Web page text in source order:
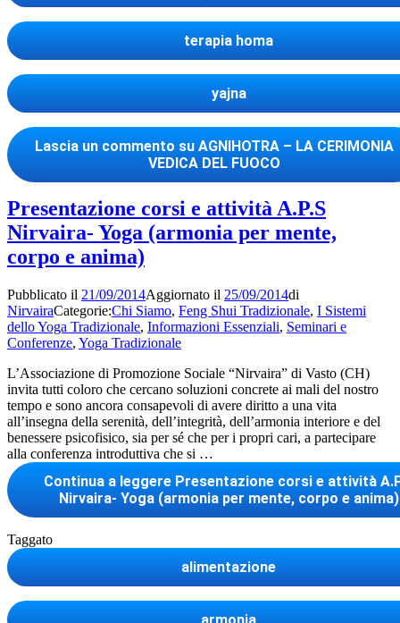
terapia homa
yajna
Lascia un commento su AGNIHOTRA – LA CERIMONIA
VEDICA DEL FUOCO
Presentazione corsi e attività A.P.S
Nirvaira- Yoga (armonia per mente,
corpo e anima)
Pubblicato il 21/09/2014Aggiornato il 25/09/2014di
NirvairaCategorie:Chi Siamo, Feng Shui Tradizionale, I Sistemi
dello Yoga Tradizionale, Informazioni Essenziali, Seminari e
Conferenze, Yoga Tradizionale
L’Associazione di Promozione Sociale “Nirvaira” di Vasto (CH)
invita tutti coloro che cercano soluzioni concrete ai mali del nostro
tempo e sono ancora consapevoli di avere diritto a una vita
all’insegna della serenità, dell’integrità, dell’armonia interiore e del
benessere psicofisico, sia per sé che per i propri cari, a partecipare
alla conferenza introduttiva che si …
Continua a leggere Presentazione corsi e attività
Nirvaira- Yoga (armonia per mente, corpo e anima)
Taggato
alimentazione
armonia